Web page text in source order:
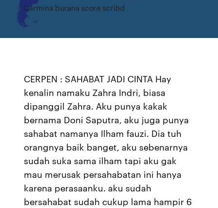
Carmina burana score scribd
CERPEN : SAHABAT JADI CINTA Hay
kenalin namaku Zahra Indri, biasa
dipanggil Zahra. Aku punya kakak
bernama Doni Saputra, aku juga punya
sahabat namanya Ilham fauzi. Dia tuh
orangnya baik banget, aku sebenarnya
sudah suka sama ilham tapi aku gak
mau merusak persahabatan ini hanya
karena perasaanku. aku sudah
bersahabat sudah cukup lama hampir 6